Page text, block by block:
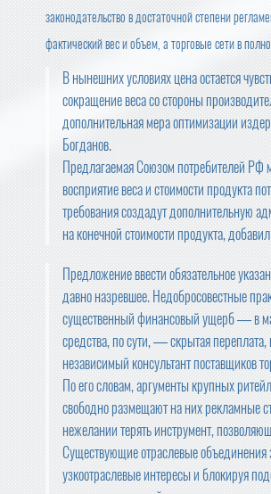
законодательство в достаточной степени
фактический вес и объем, а торговые сети в
В нынешних условиях цена остается
сокращение веса со стороны
дополнительная мера оптимизации
Богданов.
Предлагаемая Союзом потребителей РФ
восприятие веса и стоимости продукта
требования создадут дополнительную
на конечной стоимости продукта,
Предложение ввести обязательное
давно назревшее. Недобросовестные
существенный финансовый ущерб — в
средства, по сути, — скрытая
независимый консультант поставщиков
По его словам, аргументы крупных
свободно размещают на них рекламные
нежелании терять инструмент,
Существующие отраслевые объединения
узкоотраслевые интересы и блокируя